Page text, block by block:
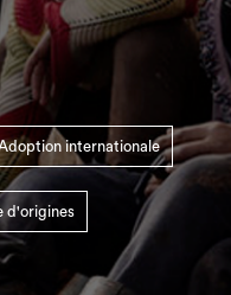
search
internationale
d'origines